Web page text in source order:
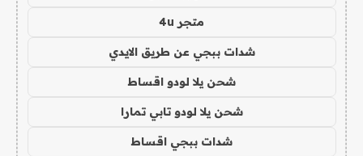
متجر 4u
شدات ببجي عن طريق الايدي
شحن يلا لودو اقساط
شحن يلا لودو تابي تمارا
شدات ببجي اقساط